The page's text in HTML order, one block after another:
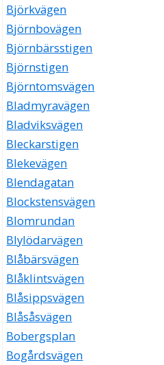
Björkvägen
Björnbovägen
Björnbärsstigen
Björnstigen
Björntomsvägen
Bladmyravägen
Bladviksvägen
Bleckarstigen
Blekevägen
Blendagatan
Blockstensvägen
Blomrundan
Blylödarvägen
Blåbärsvägen
Blåklintsvägen
Blåsippsvägen
Blåsåsvägen
Bobergsplan
Bogårdsvägen